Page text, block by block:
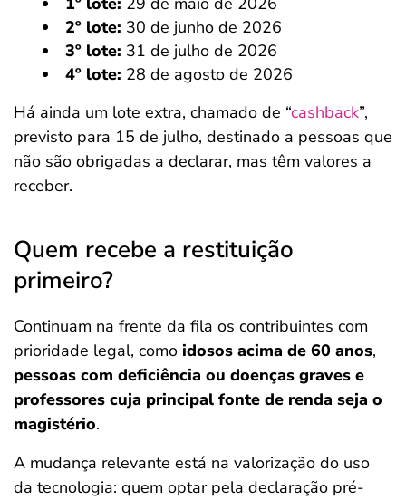
2º lote: 30 de junho de 2026
3º lote: 31 de julho de 2026
4º lote: 28 de agosto de 2026
Há ainda um lote extra, chamado de “cashback”,
previsto para 15 de julho, destinado a pessoas que
não são obrigadas a declarar, mas têm valores a
receber.
Quem recebe a restituição
primeiro?
Continuam na frente da fila os contribuintes com
prioridade legal, como idosos acima de 60 anos,
pessoas com deficiência ou doenças graves e
professores cuja principal fonte de renda seja o
magistério.
A mudança relevante está na valorização do uso
da tecnologia: quem optar pela declaração pré-